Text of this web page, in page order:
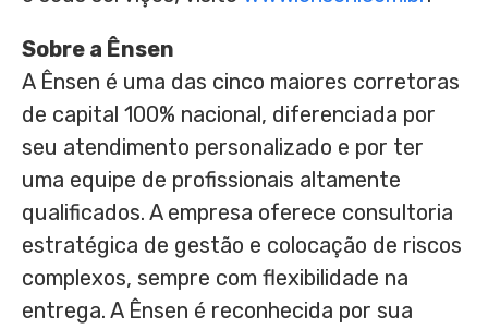
Sobre a Ênsen
A Ênsen é uma das cinco maiores corretoras
de capital 100% nacional, diferenciada por
seu atendimento personalizado e por ter
uma equipe de profissionais altamente
qualificados. A empresa oferece consultoria
estratégica de gestão e colocação de riscos
complexos, sempre com flexibilidade na
entrega. A Ênsen é reconhecida por sua